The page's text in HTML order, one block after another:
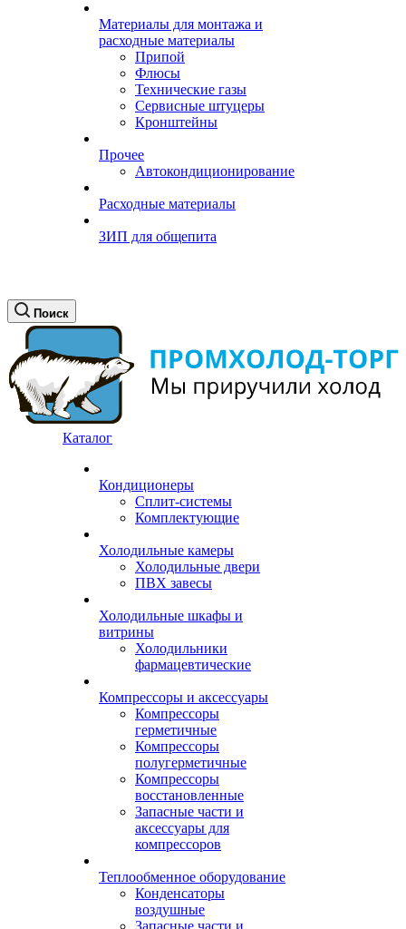
Материалы для монтажа и
расходные материалы
Припой
Флюсы
Технические газы
Сервисные штуцеры
Кронштейны
Прочее
Автокондиционирование
Расходные материалы
ЗИП для общепита
Поиск
Каталог
Кондиционеры
Сплит-системы
Комплектующие
Холодильные камеры
Холодильные двери
ПВХ завесы
Холодильные шкафы и
витрины
Холодильники
фармацевтические
Компрессоры и аксессуары
Компрессоры
герметичные
Компрессоры
полугерметичные
Компрессоры
восстановленные
Запасные части и
аксессуары для
компрессоров
Теплообменное оборудование
Конденсаторы
воздушные
Запасные части и